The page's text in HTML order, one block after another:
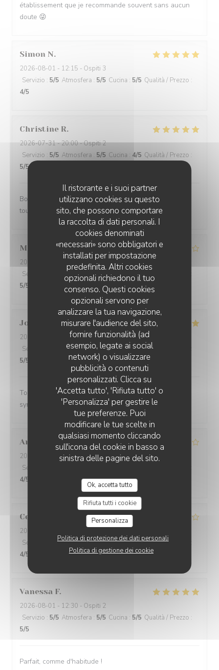
Il ristorante e i suoi partner
utilizzano cookies su questo
sito, che possono comportare
la raccolta di dati personali. I
cookies denominati
«necessari» sono obbligatori e
installati per impostazione
predefinita. Altri cookies
opzionali richiedono il tuo
consenso. Questi cookies
opzionali servono per
analizzare la tua navigazione,
misurare l'audience del sito,
fornire funzionalità (ad
esempio, legate ai social
network) o visualizzare
pubblicità o contenuti
personalizzati. Clicca su
'Accetta tutto', 'Rifiuta tutto' o
'Personalizza' per gestire le
tue preferenze. Puoi
modificare le tue scelte in
qualsiasi momento cliccando
sull'icona del cookie in basso a
sinistra delle pagine del sito.
Ok, accetta tutto
Rifiuta tutti i cookie
Personalizza
Politica di protezione dei dati personali
Politica di gestione dei cookie
établissement que je recommande souvent sans aucun
doute 😜
Simon N
2026-08-01 - 12:15 - Ospiti 3
Servizio : 5/5 Atmosfera : 5/5 Cucina : 5/5 Qualità / Prezzo :
4/5
Christine R
2026-07-31- 20:00 - Ospiti 2
Servizio : 5/5 Atmosfera : 5/5 Cucina : 4/5 Qualità / Prezzo :
5/5
Bonne ambiance , service attentif , pizzas excellentes …
tout pour une belle soirée
Matteo
2026-07-31
- 20:15 - Ospiti 2
Servizio
Atmosfera : /5 Cucina /5
5/5
Joëlle
2026-07-31
- 20:15 - Ospiti 8
Servizio
Atmosfera: 5 /5 Cucina: 5/5 Qualità / Prezzo
5/5
Tout est excellent. Cadre très agréable. Serveur au top:
sympa, souriant, à l’écoute, patient ! Merci !
Annie
2026-07-31
- 13:00 - Ospiti 2
Servizio
4/5
Cecile
2026-07-30
Servizio
/5 Atmosfera:5/5 Cucina:4/5 Qualità / Prezzo
4/5
Vanessa F
2026-08-01 - 12:30 - Ospiti 2
Servizio : 5/5 Atmosfera : 5/5 Cucina : 5/5 Qualità / Prezzo :
5/5
Parfait, comme d'habitude !
LE LIEU TRATTORIA & BAR